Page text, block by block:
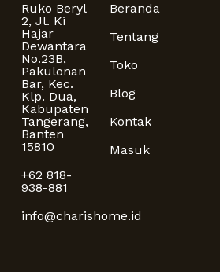
Ruko Beryl
2, Jl. Ki
Hajar
Dewantara
No.23B,
Pakulonan
Bar, Kec.
Klp. Dua,
Kabupaten
Tangerang,
Banten
15810
+62 818-
938-881
info@charishome.id
Beranda
Tentang
Toko
Blog
Kontak
Masuk